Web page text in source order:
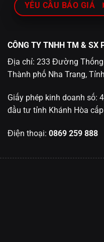
YÊU CẦU BÁO GIÁ
CÔNG TY TNHH TM & SX
Địa chỉ: 233 Đường
Thành phố Nha Trang,
Giấy phép kinh doanh số:
đầu tư tỉnh Khánh Hòa
Điện thoại: 0869 259 888